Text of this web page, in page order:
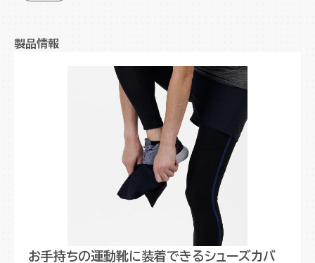
製品情報
お手持ちの運動靴に装着できるシューズカバ